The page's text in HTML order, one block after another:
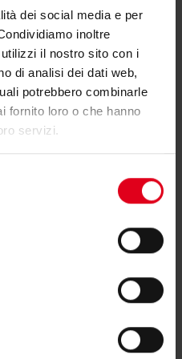
dei social media e per
inoltre
il nostro sito con i
di analisi dei dati web,
potrebbero combinarle
fornito loro o che hanno
servizi.
senza additivi;
di piatti e di utensili
vaschetta del WC.
presenta un rischio
presenza di una o
o “molto tossiche” o
mutagene o
acqua addolcita non
al consumo
acqua + alghicida.
presenta un serio
alla presenza di